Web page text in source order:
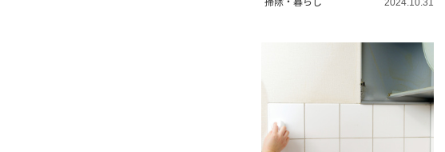
2024.10.31